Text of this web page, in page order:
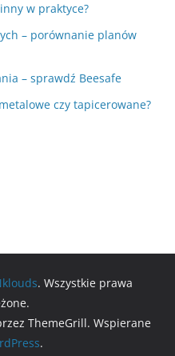
w praktyce?
– porównanie planów
– sprawdź Beesafe
czy tapicerowane?
. Wszystkie prawa
ThemeGrill. Wspierane
.